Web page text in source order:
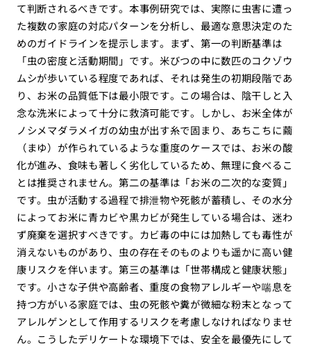
て判断されるべきです。本事例研究では、実際に虫害に遭っ
た複数の家庭の対応パターンを分析し、最適な意思決定のた
めのガイドラインを提示します。まず、第一の判断基準は
「虫の密度と活動期間」です。米びつの中に数匹のコクゾウ
ムシが歩いている程度であれば、それは発生の初期段階であ
り、お米の品質低下は最小限です。この場合は、陰干しと入
念な洗米によって十分に救済可能です。しかし、お米全体が
ノシメマダラメイガの幼虫が出す糸で固まり、あちこちに繭
（まゆ）が作られているような重度のケースでは、お米の酸
化が進み、食味も著しく劣化しているため、無理に食べるこ
とは推奨されません。第二の基準は「お米の二次的な変質」
です。虫が活動する過程で排泄物や死骸が蓄積し、その水分
によってお米に青カビや黒カビが発生している場合は、迷わ
ず廃棄を選択すべきです。カビ毒の中には加熱しても毒性が
消えないものがあり、虫の存在そのものよりも遥かに高い健
康リスクを伴います。第三の基準は「世帯構成と健康状態」
です。小さな子供や高齢者、重度の食物アレルギーや喘息を
持つ方がいる家庭では、虫の死骸や糞が微細な粉末となって
アレルゲンとして作用するリスクを考慮しなければなりませ
ん。こうしたデリケートな環境下では、安全を最優先にして